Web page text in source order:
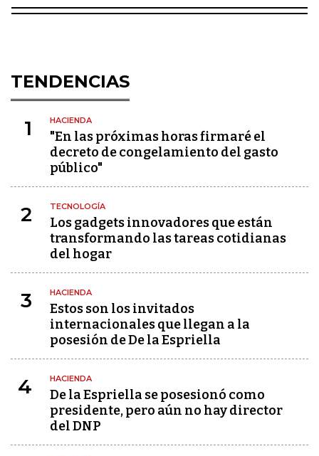
TENDENCIAS
1 HACIENDA
"En las próximas horas firmaré el
decreto de congelamiento del gasto
público"
2 TECNOLOGÍA
Los gadgets innovadores que están
transformando las tareas cotidianas
del hogar
3 HACIENDA
Estos son los invitados
internacionales que llegan a la
posesión de De la Espriella
4 HACIENDA
De la Espriella se posesionó como
presidente, pero aún no hay director
del DNP